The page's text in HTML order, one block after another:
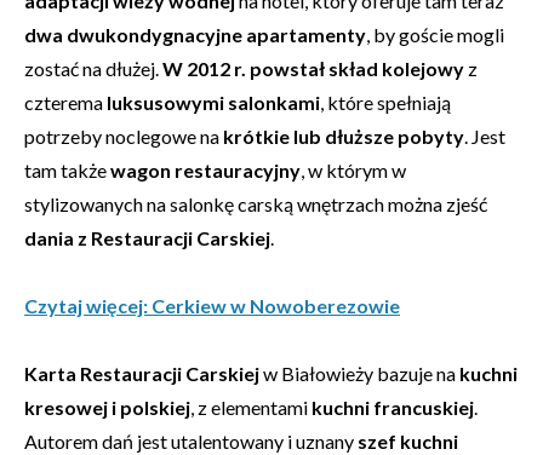
dwa dwukondygnacyjne apartamenty, by goście mogli
zostać na dłużej.W 2012 r. powstał skład kolejowy z
czterema luksusowymi salonkami, które spełniają
potrzeby noclegowe na krótkie lub dłuższe pobyty. Jest
tam takżewagon restauracyjny, w którym w
stylizowanych na salonkę carską wnętrzach można zjeść
dania z Restauracji Carskiej.
Czytaj więcej: Cerkiew w Nowoberezowie
Karta Restauracji Carskiejw Białowieży bazuje na kuchni
kresowej i polskiej, z elementami kuchni francuskiej.
Autorem dań jest utalentowany i uznany szef kuchni